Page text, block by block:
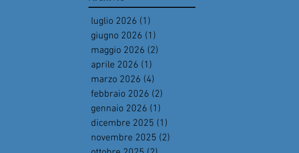
luglio 2026 (1)
giugno 2026 (1)
maggio 2026 (2)
aprile 2026 (1)
marzo 2026 (4)
febbraio 2026 (2)
gennaio 2026 (1)
dicembre 2025 (1)
novembre 2025 (2)